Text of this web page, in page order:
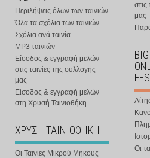
Περιλήψεις όλων των ταινιών
Όλα τα σχόλια των ταινιών
Σχόλια ανά ταινία
MP3 ταινιών
Είσοδος & εγγραφή μελών
στις ταινίες της συλλογής
μας
Είσοδος & εγγραφή μελών
στη Χρυσή Ταινιοθήκη
ΧΡΥΣΗ ΤΑΙΝΙΟΘΗΚΗ
Οι Ταινίες Μικρού Μήκους
στις
μας
Οι